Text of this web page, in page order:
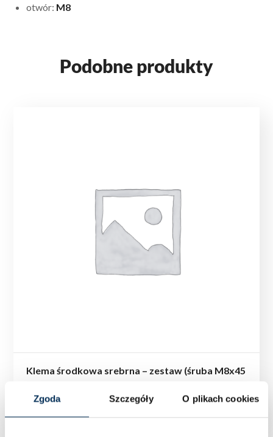
Zgoda Szczegóły O plikach cookies
otwór: M8
Podobne produkty
Klema środkowa srebrna – zestaw (śruba M8x45